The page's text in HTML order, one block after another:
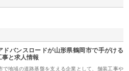
ドバンスロードが山形県鶴岡市で手がける
事と求人情報
で地域の道路基盤を支える企業として、舗装工事や